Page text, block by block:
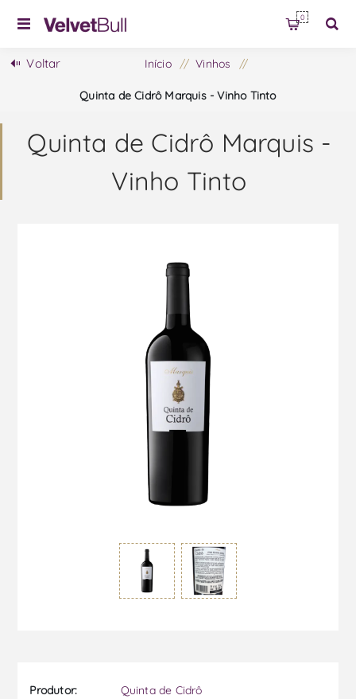
0
Voltar Início / Vinhos /
Quinta de Cidrô Marquis - Vinho Tinto
Quinta de Cidrô Marquis -
Vinho Tinto
Produtor:
Quinta de Cidrô